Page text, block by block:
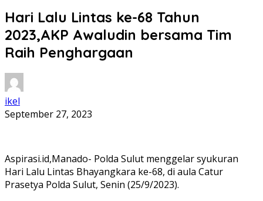
Hari Lalu Lintas ke-68 Tahun
2023,AKP Awaludin bersama Tim
Raih Penghargaan
ikel
September 27, 2023
Aspirasi.id,Manado- Polda Sulut menggelar syukuran
Hari Lalu Lintas Bhayangkara ke-68, di aula Catur
Prasetya Polda Sulut, Senin (25/9/2023).